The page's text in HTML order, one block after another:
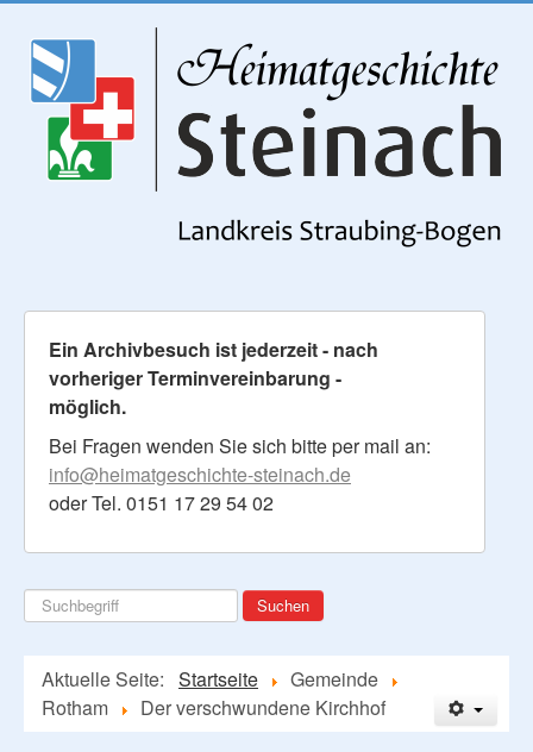
Ein Archivbesuch ist jederzeit - nach
vorheriger Terminvereinbarung -
möglich.
Bei Fragen wenden Sie sich bitte per mail an:
info@heimatgeschichte-steinach.de
oder Tel. 0151 17 29 54 02
Suchen
...
Suchen
Aktuelle Seite: Startseite
Gemeinde
Rotham
Der verschwundene Kirchhof